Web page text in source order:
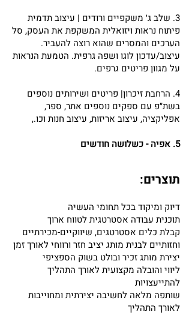
3. שלב ג׳ משקפיים ורודים | עיצוב תדמית
פיתוח נראות ויזואלית המשקפת את העסק, סל
הערכים והמסרים שהוא רוצה להעביר.
עיצוב/עדכון לוגו ושפה גרפית. הטמעת הנראות
על מגוון פריטים גרפים.
4. הרחבת זיכרון| פריטים ושירותים נוספים
בשת״פ עם ספקים נוספים אתר, ספר,
אפליקציה, עיצוב אריזות, עיצוב חנות וכו.,
5. אפיה - כשלושה חודשים
תוצרים:
דיוק ומיקוד בכל תחומי העשיה
תוכנית עבודה אסטרטגית לטווח ארוך
קבלת כלים אסטרטגים, שיווקיים-מכירתיים
וחזותיים לבנית מותג יציב חזר ורווחי לאורך זמן
יצירת מותג זכיר ובולט בשוק הספציפי
ליווי והובלה מקצועית לאורך התהליך
להתייעצויות
שותפה מלאה לחשיבה יצירתית ומחוייבות
לאורך התהליך